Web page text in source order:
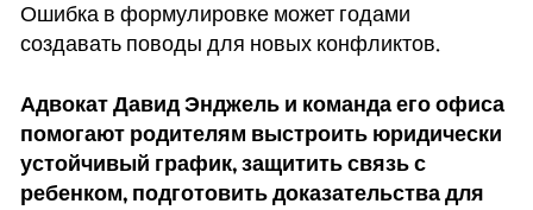
Ошибка в формулировке может годами
создавать поводы для новых конфликтов.
Адвокат Давид Энджель и команда его офиса
помогают родителям выстроить юридически
устойчивый график, защитить связь с
ребенком, подготовить доказательства для